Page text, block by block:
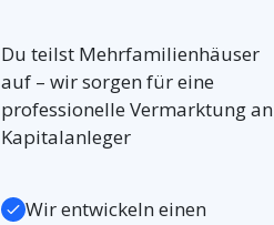
Du teilst Mehrfamilienhäuser
auf – wir sorgen für eine
professionelle Vermarktung an
Kapitalanleger
Wir entwickeln einen